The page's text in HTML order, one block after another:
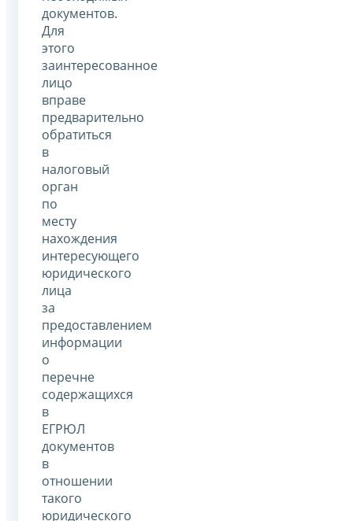
документов.
Для
этого
заинтересованное
лицо
вправе
предварительно
обратиться
в
налоговый
орган
по
месту
нахождения
интересующего
юридического
лица
за
предоставлением
информации
о
перечне
содержащихся
в
ЕГРЮЛ
документов
в
отношении
такого
юридического